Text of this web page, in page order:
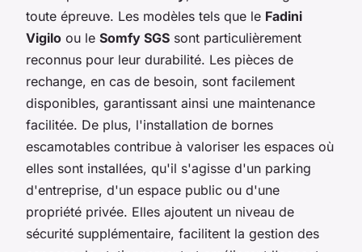
toute épreuve. Les modèles tels que le Fadini
Vigilo ou le Somfy SGS sont particulièrement
reconnus pour leur durabilité. Les pièces de
rechange, en cas de besoin, sont facilement
disponibles, garantissant ainsi une maintenance
facilitée. De plus, l'installation de bornes
escamotables contribue à valoriser les espaces où
elles sont installées, qu'il s'agisse d'un parking
d'entreprise, d'un espace public ou d'une
propriété privée. Elles ajoutent un niveau de
sécurité supplémentaire, facilitent la gestion des